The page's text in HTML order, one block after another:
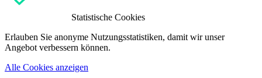
Statistische Cookies
Erlauben Sie anonyme Nutzungsstatistiken, damit wir unser
Angebot verbessern können.
Alle Cookies anzeigen